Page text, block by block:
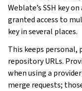
Weblate’s SSH key
granted access to
key in several places.
This keeps personal,
repository URLs.
when using a
merge requests;